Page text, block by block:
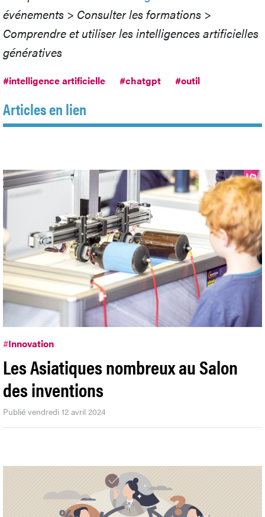
événements > Consulter les formations >
Comprendre et utiliser les intelligences artificielles
génératives
#intelligence artificielle #chatgpt #outil
Articles en lien
#Innovation
Les Asiatiques nombreux au Salon
des inventions
Publié vendredi 12 avril 2024